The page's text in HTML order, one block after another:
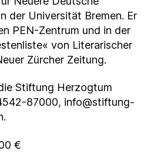
der Universität Bremen. Er
PEN-Zentrum und in der
von Literarischer
Zürcher Zeitung.
Stiftung Herzogtum
87000, info@stiftung-
€